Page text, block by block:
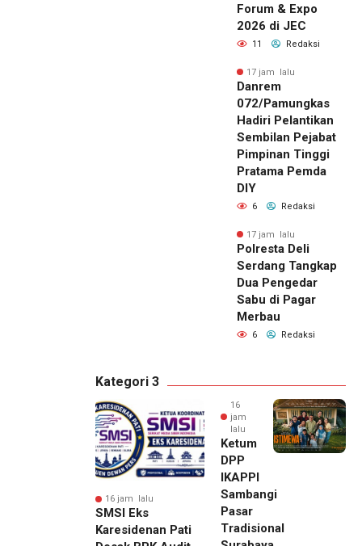
Forum & Expo
2026 di JEC
11 Redaksi
17 jam lalu
Danrem
072/Pamungkas
Hadiri Pelantikan
Sembilan Pejabat
Pimpinan Tinggi
Pratama Pemda
DIY
6 Redaksi
17 jam lalu
Polresta Deli
Serdang Tangkap
Dua Pengedar
Sabu di Pagar
Merbau
6 Redaksi
Kategori 3
16 jam lalu
SMSI Eks
Karesidenan Pati
16
jam
lalu
Ketum
DPP
IKAPPI
Sambangi
Pasar
Tradisional